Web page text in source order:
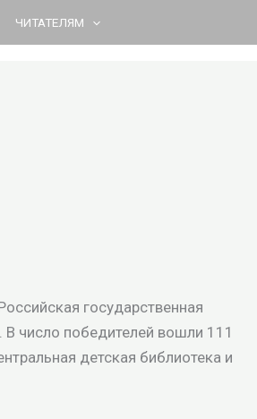
ЧИТАТЕЛЯМ
государственная
В число победителей вошли 111
детская библиотека и